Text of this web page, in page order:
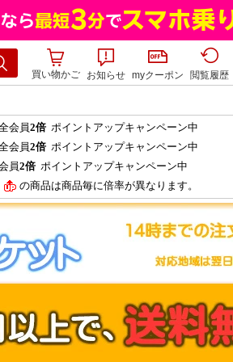
買い物かご お知らせ myクーポン 閲覧履歴
会員2倍ポイントアップキャンペーン中
会員2倍ポイントアップキャンペーン中
員2倍ポイントアップキャンペーン中
の商品は商品毎に倍率が異なります。